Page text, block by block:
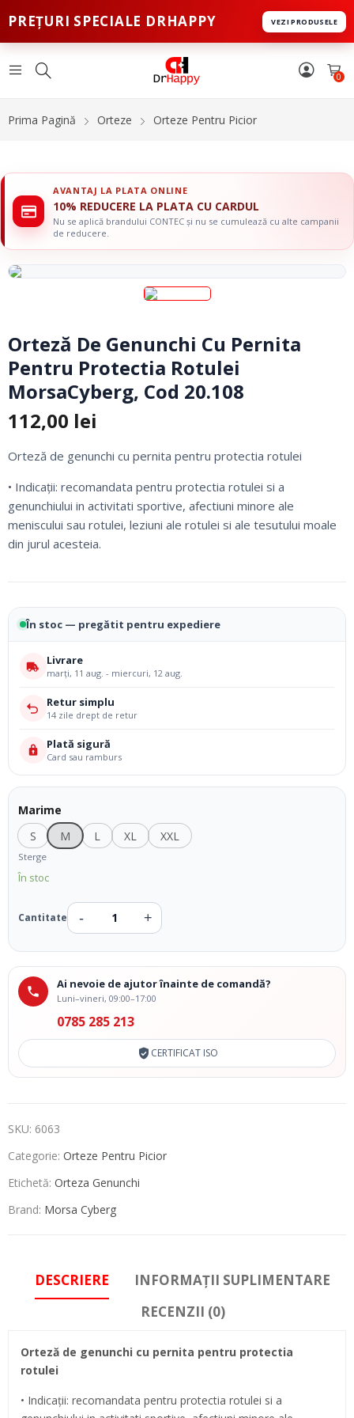
PREȚURI SPECIALE DRHAPPY VEZI PRODUSELE
0
Prima Pagină Orteze Orteze Pentru Picior
AVANTAJ LA PLATA ONLINE
10% REDUCERE LA PLATA CU CARDUL
Nu se aplică brandului CONTEC și nu se cumulează cu alte campanii
de reducere.
Orteză De Genunchi Cu Pernita
Pentru Protectia Rotulei
MorsaCyberg, Cod 20.108
112,00 lei
Orteză de genunchi cu pernita pentru protectia rotulei
• Indicaţii: recomandata pentru protectia rotulei si a
genunchiului in activitati sportive, afectiuni minore ale
meniscului sau rotulei, leziuni ale rotulei si ale tesutului moale
din jurul acesteia.
În stoc — pregătit pentru expediere
Livrare
marți, 11 aug. - miercuri, 12 aug.
Retur simplu
14 zile drept de retur
Plată sigură
Card sau ramburs
Marime
S
M L XL XXL
Sterge
În stoc
Ai nevoie de ajutor înainte de comandă?
Luni–vineri, 09:00–17:00
0785 285 213
CERTIFICAT ISO
SKU: 6063
Categorie: Orteze Pentru Picior
Etichetă: Orteza Genunchi
Brand: Morsa Cyberg
DESCRIERE
INFORMAȚII SUPLIMENTARE
RECENZII (0)
Orteză de genunchi cu pernita pentru protectia
rotulei
• Indicaţii: recomandata pentru protectia rotulei si a